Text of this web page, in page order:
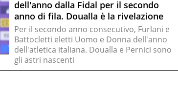
dell'anno dalla Fidal per il secondo
anno di fila. Doualla è la rivelazione
Per il secondo anno consecutivo, Furlani e
Battocletti eletti Uomo e Donna dell'anno
dell'atletica italiana. Doualla e Pernici sono
gli astri nascenti